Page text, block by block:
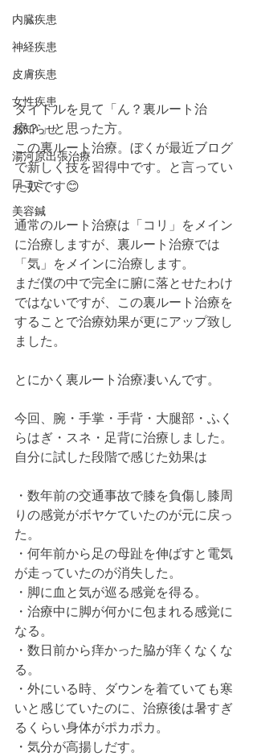
内臓疾患
神経疾患
皮膚疾患
女性疾患
お知らせ
湯河原出張治療
口コミ
美容鍼
タイトルを見て「ん？裏ルート治
療？」と思った方。
この裏ルート治療。ぼくが最近ブログ
で新しく技を習得中です。と言ってい
た奴です😊
通常のルート治療は「コリ」をメイン
に治療しますが、裏ルート治療では
「気」をメインに治療します。
まだ僕の中で完全に腑に落とせたわけ
ではないですが、この裏ルート治療を
することで治療効果が更にアップ致し
ました。
とにかく裏ルート治療凄いんです。
今回、腕・手掌・手背・大腿部・ふく
らはぎ・スネ・足背に治療しました。
自分に試した段階で感じた効果は
・数年前の交通事故で膝を負傷し膝周
りの感覚がボヤケていたのが元に戻っ
た。
・何年前から足の母趾を伸ばすと電気
が走っていたのが消失した。
・脚に血と気が巡る感覚を得る。
・治療中に脚が何かに包まれる感覚に
なる。
・数日前から痒かった脇が痒くなくな
る。
・外にいる時、ダウンを着ていても寒
いと感じていたのに、治療後は暑すぎ
るくらい身体がポカポカ。
・気分が高揚しだす。